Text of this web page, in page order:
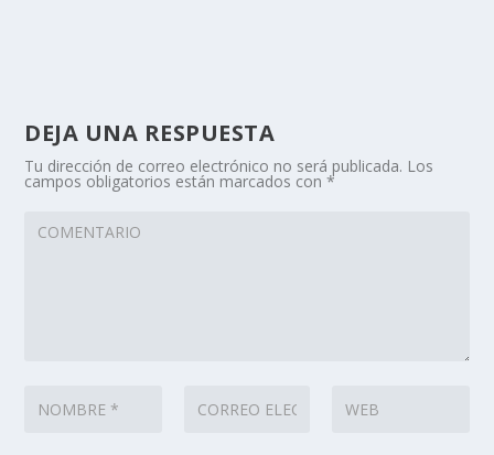
DEJA UNA RESPUESTA
Tu dirección de correo electrónico no será publicada. Los
campos obligatorios están marcados con*